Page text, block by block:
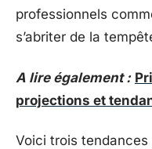
professionnels
s’abriter de la
A lire également :
projections et
Voici trois